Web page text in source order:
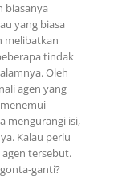
biasanya
yang biasa
melibatkan
tindak
Oleh
agen yang
mengurangi isi,
Kalau perlu
tersebut.
ganti?